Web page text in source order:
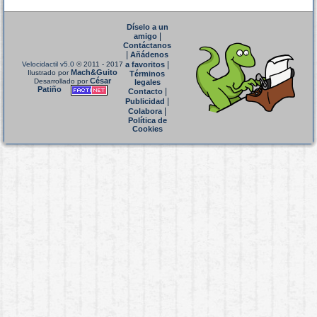
Velocidactil v5.0 © 2011 - 2017
Ilustrado porMach&Guito
Desarrollado porCésar
Patiño
Díselo a un
amigo|
Contáctanos
Añádenos
a favoritos
Términos
legales
Contacto|
Publicidad
Colabora|
Política de
Cookies